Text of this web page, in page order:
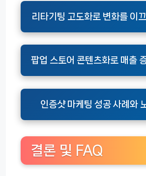
리타기팅 고도화로 변화를 이
팝업 스토어 콘텐츠화로 매출
인증샷 마케팅 성공 사례와
결론 및 FAQ